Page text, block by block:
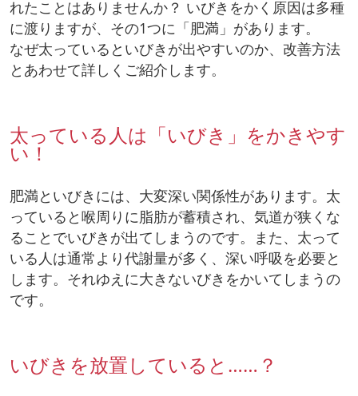
れたことはありませんか？ いびきをかく原因は多種
に渡りますが、その1つに「肥満」があります。
なぜ太っているといびきが出やすいのか、改善方法
とあわせて詳しくご紹介します。
太っている人は「いびき」をかきやす
い！
肥満といびきには、大変深い関係性があります。太
っていると喉周りに脂肪が蓄積され、気道が狭くな
ることでいびきが出てしまうのです。また、太って
いる人は通常より代謝量が多く、深い呼吸を必要と
します。それゆえに大きないびきをかいてしまうの
です。
いびきを放置していると……？